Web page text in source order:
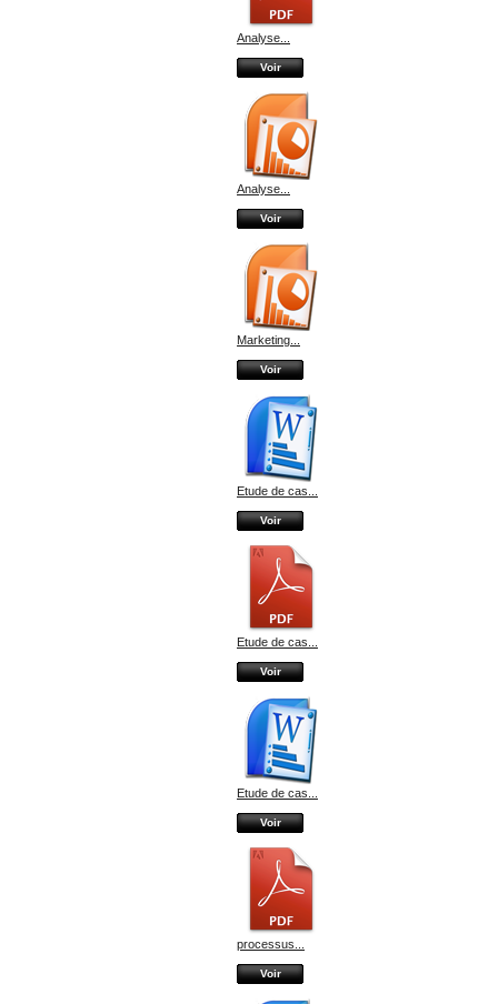
Analyse...
Voir
Analyse...
Voir
Marketing...
Voir
Etude de cas...
Voir
Etude de cas...
Voir
Etude de cas...
Voir
processus...
Voir